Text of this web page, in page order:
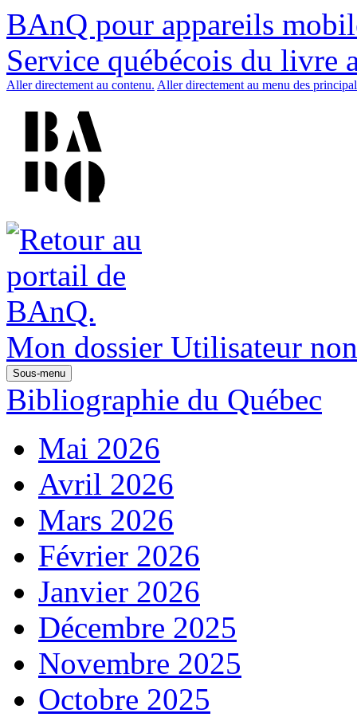
BAnQ pour appareils
Service québécois du livre
Aller directement au contenu. Aller directement au menu des
Mon dossier Utilisateur
Sous-menu
Bibliographie du Québec
Mai 2026
Avril 2026
Mars 2026
Février 2026
Janvier 2026
Décembre 2025
Novembre 2025
Octobre 2025